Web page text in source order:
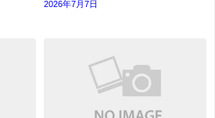
2026年7月7日